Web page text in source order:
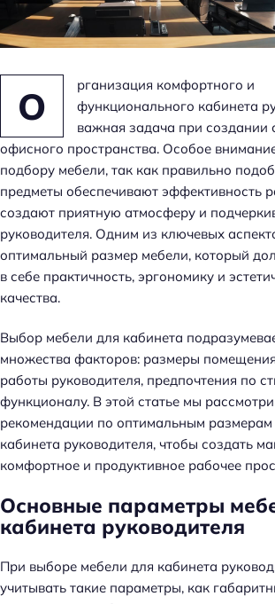
О
рганизация комфортного и
функционального кабинета
важная задача при создании
офисного пространства. Особое
подбору мебели, так как правильно
предметы обеспечивают эффективность
создают приятную атмосферу и
руководителя. Одним из ключевых
оптимальный размер мебели, который
в себе практичность, эргономику и
качества.
Выбор мебели для кабинета
множества факторов: размеры
работы руководителя, предпочтения по
функционалу. В этой статье мы
рекомендации по оптимальным размерам
кабинета руководителя, чтобы создать
комфортное и продуктивное рабочее
Основные параметры
кабинета руководителя
При выборе мебели для кабинета
учитывать такие параметры, как